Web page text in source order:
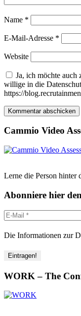
Name *
E-Mail-Adresse *
Website
Ja, ich möchte auch
willige in die
https://
Cammio Video
Lerne die Person hinter
Abonniere hier
Die Informationen zur
WORK – The